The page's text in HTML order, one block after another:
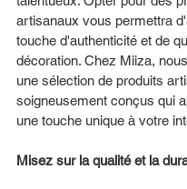
artisanaux vous permettra
touche d'authenticité et de
décoration. Chez Miiza,
une sélection de produits
soigneusement conçus qui
une touche unique à votre
Misez sur la qualité et la